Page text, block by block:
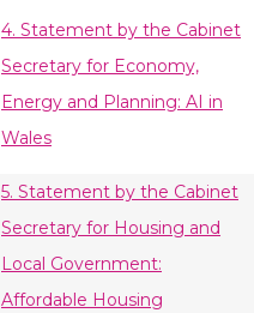
4. Statement by the Cabinet
Secretary for Economy,
Energy and Planning: AI in
Wales
5. Statement by the Cabinet
Secretary for Housing and
Local Government:
Affordable Housing